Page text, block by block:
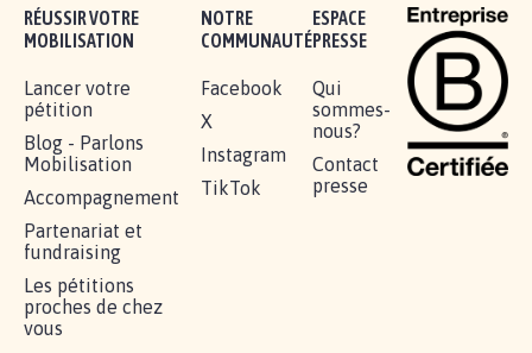
RÉUSSIR VOTRE
MOBILISATION
Lancer votre
pétition
Blog - Parlons
Mobilisation
Accompagnement
Partenariat et
fundraising
Les pétitions
proches de chez
vous
NOTRE
COMMUNAUTÉ
Facebook
X
Instagram
TikTok
ESPACE
PRESSE
Qui
sommes-
nous?
Contact
presse